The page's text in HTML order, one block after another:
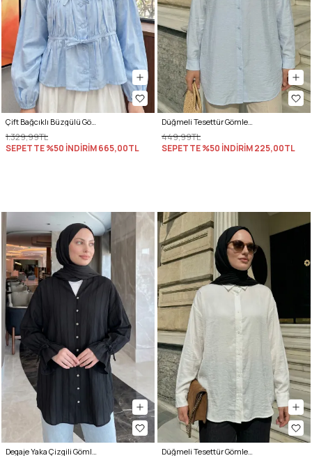
1.329,99TL
SEPETTE %50 İNDİRİM665,00TL
449,99TL
SEPETTE %50 İNDİRİM225,00TL